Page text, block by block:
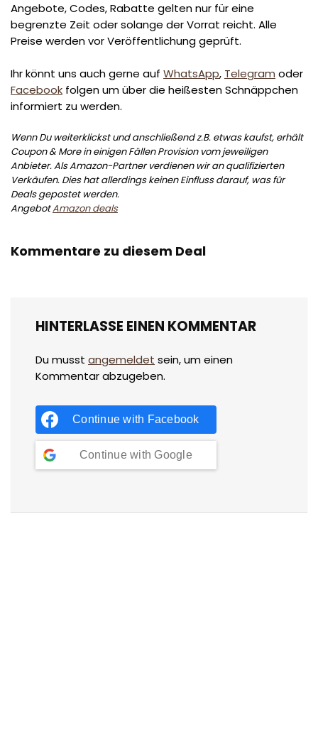
Angebote, Codes, Rabatte gelten nur für eine
begrenzte Zeit oder solange der Vorrat reicht. Alle
Preise werden vor Veröffentlichung geprüft.
Ihr könnt uns auch gerne auf WhatsApp, Telegram oder
Facebook folgen um über die heißesten Schnäppchen
informiert zu werden.
Wenn Du weiterklickst und anschließend z.B. etwas kaufst, erhält
Coupon & More in einigen Fällen Provision vom jeweiligen
Anbieter. Als Amazon-Partner verdienen wir an qualifizierten
Verkäufen. Dies hat allerdings keinen Einfluss darauf, was für
Deals gepostet werden.
AngebotAmazon deals
Kommentare zu diesem Deal
HINTERLASSE EINEN KOMMENTAR
Du musst angemeldet sein, um einen
Kommentar abzugeben.
Continue with Facebook
Continue with Google